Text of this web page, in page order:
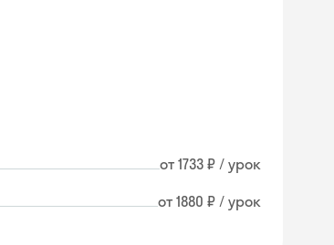
от 1733 ₽ / урок
от 1880 ₽ / урок